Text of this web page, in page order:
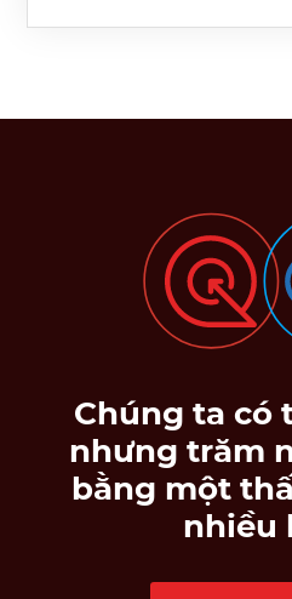
Chúng ta có
nhưng trăm
bằng một
nhiều